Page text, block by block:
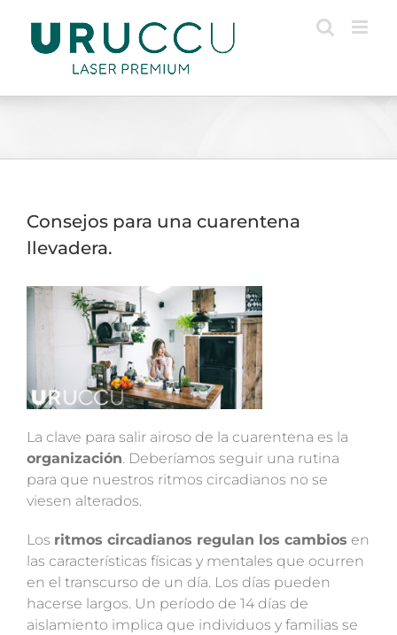
contenido
Consejos para una cuarentena
llevadera.
La clave para salir airoso de la cuarentena es la
organización. Deberíamos seguir una rutina
para que nuestros ritmos circadianos no se
viesen alterados.
Los ritmos circadianos regulan los cambios en
las características físicas y mentales que ocurren
en el transcurso de un día. Los días pueden
hacerse largos. Un período de 14 días de
aislamiento implica que individuos y familias se